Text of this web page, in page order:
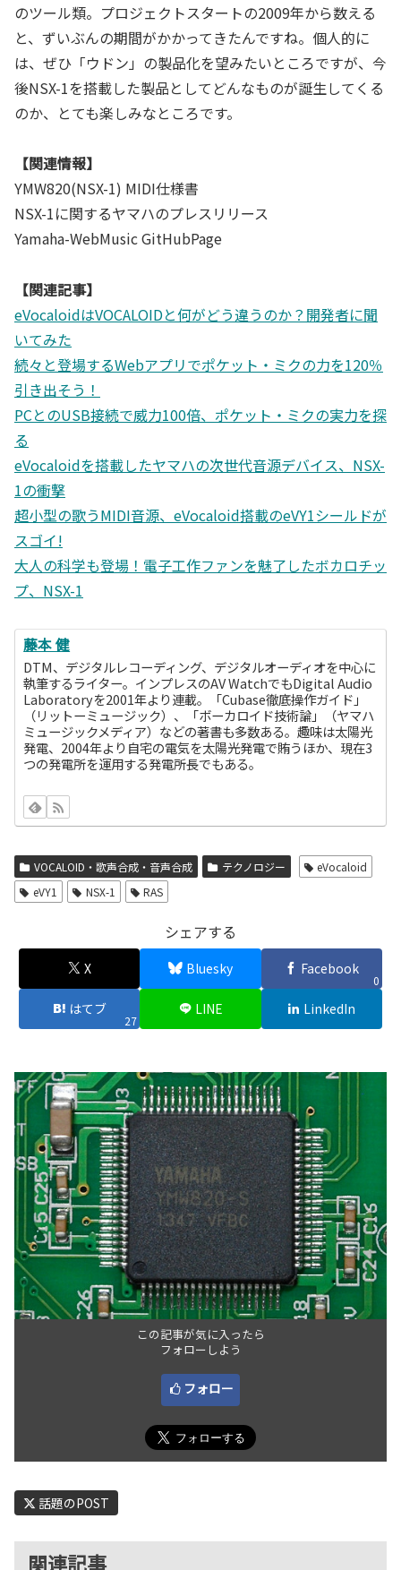
のツール類。プロジェクトスタートの2009年から数える
と、ずいぶんの期間がかかってきたんですね。個人的に
は、ぜひ「ウドン」の製品化を望みたいところですが、今
後NSX-1を搭載した製品としてどんなものが誕生してくる
のか、とても楽しみなところです。
【関連情報】
YMW820(NSX-1) MIDI仕様書
NSX-1に関するヤマハのプレスリリース
Yamaha-WebMusic GitHubPage
【関連記事】
eVocaloidはVOCALOIDと何がどう違うのか？開発者に聞
いてみた
続々と登場するWebアプリでポケット・ミクの力を120％
引き出そう！
PCとのUSB接続で威力100倍、ポケット・ミクの実力を探
る
eVocaloidを搭載したヤマハの次世代音源デバイス、NSX-
1の衝撃
超小型の歌うMIDI音源、eVocaloid搭載のeVY1シールドが
スゴイ!
大人の科学も登場！電子工作ファンを魅了したボカロチッ
プ、NSX-1
藤本 健
DTM、デジタルレコーディング、デジタルオーディオを中心に
執筆するライター。インプレスのAV WatchでもDigital Audio
Laboratoryを2001年より連載。「Cubase徹底操作ガイド」
（リットーミュージック）、「ボーカロイド技術論」（ヤマハ
ミュージックメディア）などの著書も多数ある。趣味は太陽光
発電、2004年より自宅の電気を太陽光発電で賄うほか、現在3
つの発電所を運用する発電所長でもある。
VOCALOID・歌声合成・音声合成 テクノロジー
eVocaloid
eVY1
NSX-1 RAS
シェアする
X Bluesky Facebook
0
はてブ
27
LINE LinkedIn
この記事が気に入ったら
フォローしよう
フォロー
話題のPOST
関連記事